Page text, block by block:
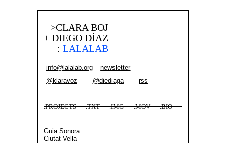
>CLARA BOJ
+ DIEGO DÍAZ
: LALALAB
info@lalalab.org
newsletter
@klaravoz
@diediaga rss
.PROJECTS .TXT .IMG .MOV .BIO
Guia Sonora
Ciutat Vella